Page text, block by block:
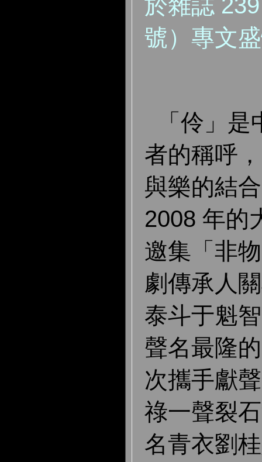
號）專文
「伶」是
者的稱呼
與樂的結
2008 年的
邀集「非
劇傳承人
泰斗于魁
聲名最隆
次攜手獻
祿一聲裂
名青衣劉